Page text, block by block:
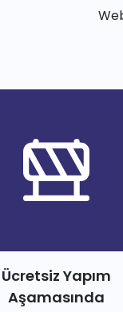
Ücretsiz Yapım
Aşamasında